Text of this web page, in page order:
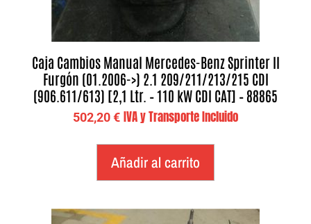
Caja Cambios Manual Mercedes-Benz Sprinter II
Furgón (01.2006->) 2.1 209/211/213/215 CDI
(906.611/613) [2,1 Ltr. – 110 kW CDI CAT] – 88865
502,20€ IVA y Transporte Incluido
Añadir al carrito